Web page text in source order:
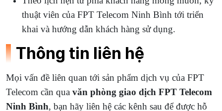
thuật viên của FPT Telecom Ninh Bình tới triển
khai và hướng dẫn khách hàng sử dụng.
Thông tin liên hệ
Mọi vấn đề liên quan tới sản phẩm dịch vụ của FPT
Telecom cần qua văn phòng giao dịch FPT Telecom
Ninh Bình, bạn hãy liên hệ các kênh sau để được hỗ